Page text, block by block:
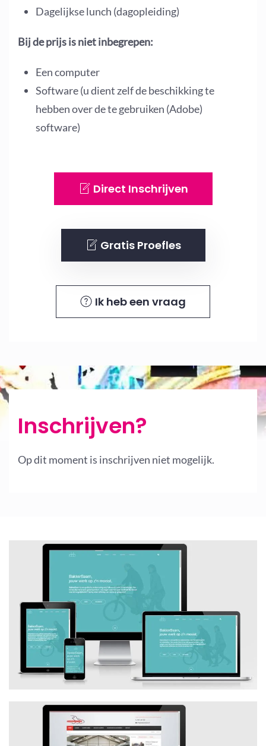
Dagelijkse lunch (dagopleiding)
Bij de prijs is niet inbegrepen:
Een computer
Software (u dient zelf de beschikking te
hebben over de te gebruiken (Adobe)
software)
Direct Inschrijven
Gratis Proefles
Ik heb een vraag
Inschrijven?
Op dit moment is inschrijven niet mogelijk.